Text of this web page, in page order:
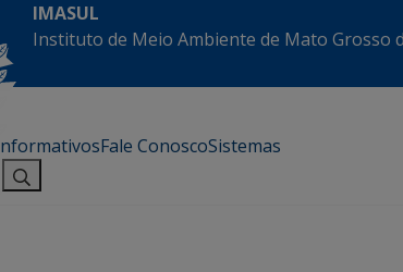
IMASUL
Instituto de Meio Ambiente de Mato Grosso
Fale ConoscoSistemas